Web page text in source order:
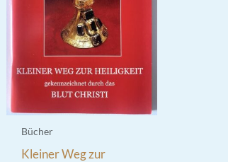
Bücher
Kleiner Weg zur